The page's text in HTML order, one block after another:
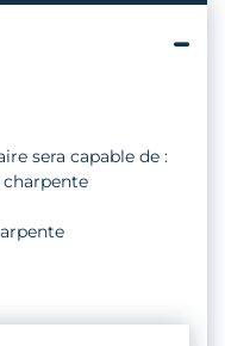
sera capable de :
charpente